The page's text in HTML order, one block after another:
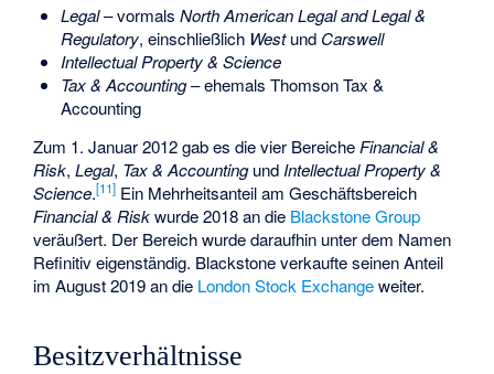
Legal– vormals North American Legal and Legal &
Regulatory, einschließlich Westund Carswell
Intellectual Property & Science
Tax & Accounting– ehemals Thomson Tax &
Accounting
Zum 1. Januar 2012 gab es die vier Bereiche Financial &
Risk,Legal, Tax & Accountingund Intellectual Property &
Science.[11] Ein Mehrheitsanteil am Geschäftsbereich
Financial & Riskwurde 2018 an die Blackstone Group
veräußert. Der Bereich wurde daraufhin unter dem Namen
Refinitiveigenständig. Blackstone verkaufte seinen Anteil
im August 2019 an die London Stock Exchangeweiter.
Besitzverhältnisse